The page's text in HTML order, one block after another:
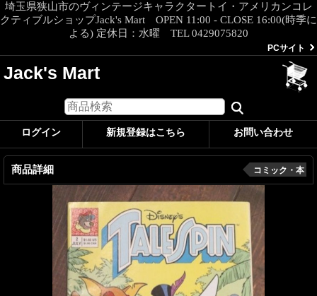
埼玉県狭山市のヴィンテージキャラクタートイ・アメリカンコレ
クティブルショップJack's Mart OPEN 11:00 - CLOSE 16:00(時季に
よる) 定休日：水曜 TEL 0429075820
PCサイト
Jack's Mart
ログイン 新規登録はこちら お問い合わせ
商品詳細 コミック・本